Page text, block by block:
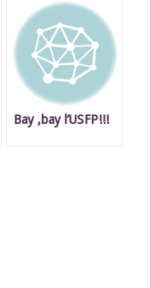
Bay ,bay l’USFP!!!